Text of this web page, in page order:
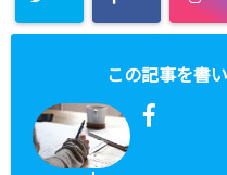
この記事を書